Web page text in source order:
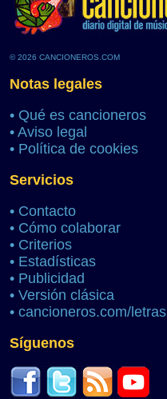
© 2026 CANCIONEROS.COM
Notas legales
• Qué es cancioneros
• Aviso legal
• Política de cookies
Servicios
• Contacto
• Cómo colaborar
• Criterios
• Estadísticas
• Publicidad
• Versión clásica
• cancioneros.com/letras
Síguenos